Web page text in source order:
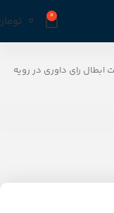
0
0
رای داوری در رویه